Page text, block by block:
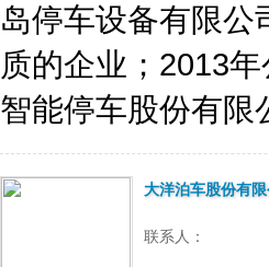
岛停车设备有限公
质的企业；2013
智能停车股份有
大洋泊车股份有限
联系人：